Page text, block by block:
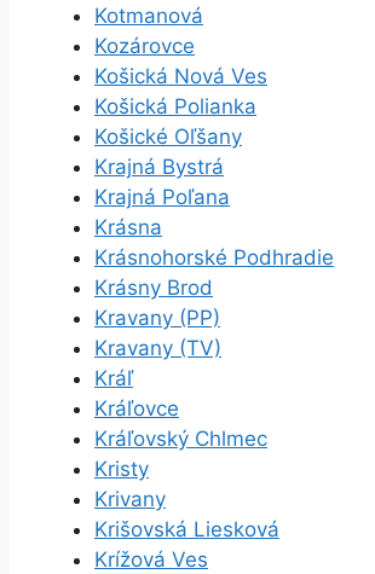
Kotmanová
Kozárovce
Košická Nová Ves
Košická Polianka
Košické Oľšany
Krajná Bystrá
Krajná Poľana
Krásna
Krásnohorské Podhradie
Krásny Brod
Kravany (PP)
Kravany (TV)
Kráľ
Kráľovce
Kráľovský Chlmec
Kristy
Krivany
Krišovská Liesková
Krížová Ves